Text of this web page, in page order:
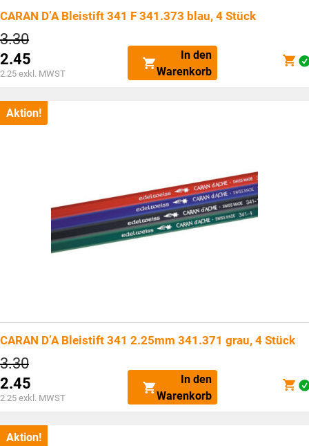
CARAN D’A Bleistift 341 F 341.373 blau, 4 Stück
3.30Ursprünglicher
Preis
war:
CHF3.30
2.45
Aktueller
ist:
CHF2.45.
2.25 exkl. MWST
In den
Warenkorb
Aktion!
CARAN D’A Bleistift 341 2.25mm 341.371 grau, 4 Stück
3.30Ursprünglicher
Preis
war:
CHF3.30
2.45
Aktueller
ist:
CHF2.45.
2.25 exkl. MWST
In den
Warenkorb
Aktion!